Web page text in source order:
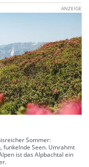
ANZEIGE
Sommer:
funkelnde Seen. Umrahmt
ist das Alpbachtal ein